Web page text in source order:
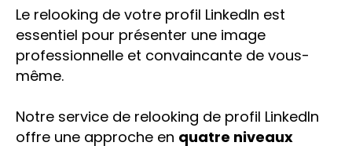
Le relooking de votre profil LinkedIn est
essentiel pour présenter une image
professionnelle et convaincante de vous-
même.
Notre service de relooking de profil LinkedIn
offre une approche en quatre niveaux